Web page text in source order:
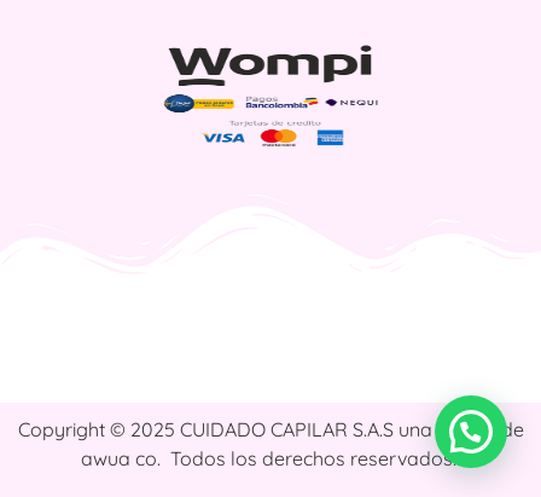
Copyright © 2025 CUIDADO CAPILAR S.A.S una marca de
awua co. Todos los derechos reservados.